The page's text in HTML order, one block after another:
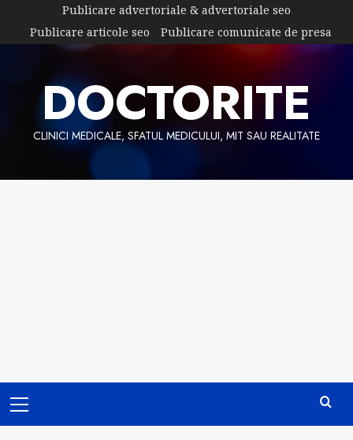
content
Publicare advertoriale & advertoriale seo
Publicare articole seo
Publicare comunicate de presa
DOCTORITE
CLINICI MEDICALE, SFATUL MEDICULUI, MIT SAU REALITATE
Menu